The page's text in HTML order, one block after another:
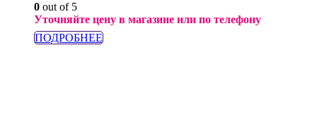
0 out of 5
Уточняйте цену в магазине или по телефону
ПОДРОБНЕЕ